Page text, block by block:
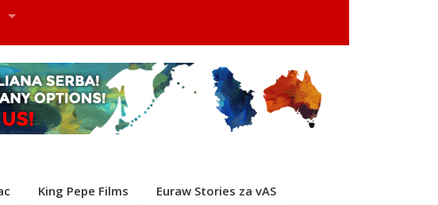
King Pepe Films Euraw Stories za vAS